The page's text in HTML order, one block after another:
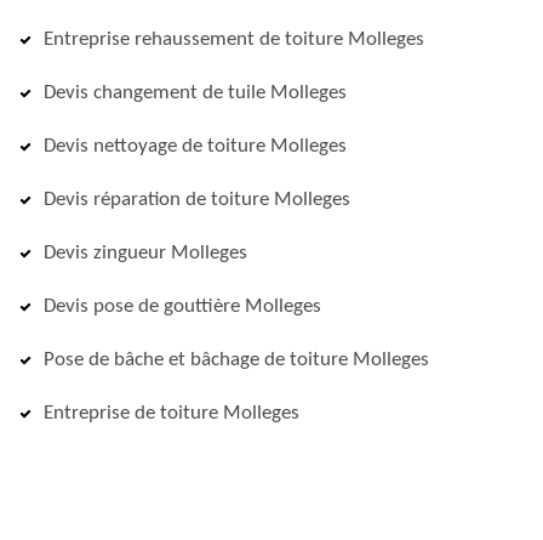
Entreprise rehaussement de toiture Molleges
Devis changement de tuile Molleges
Devis nettoyage de toiture Molleges
Devis réparation de toiture Molleges
Devis zingueur Molleges
Devis pose de gouttière Molleges
Pose de bâche et bâchage de toiture Molleges
Entreprise de toiture Molleges